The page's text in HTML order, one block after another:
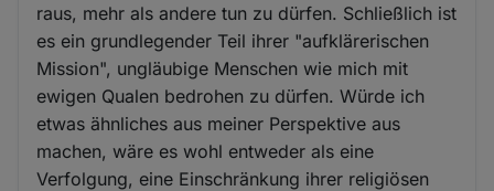
raus, mehr als andere tun zu dürfen. Schließlich ist
es ein grundlegender Teil ihrer "aufklärerischen
Mission", ungläubige Menschen wie mich mit
ewigen Qualen bedrohen zu dürfen. Würde ich
etwas ähnliches aus meiner Perspektive aus
machen, wäre es wohl entweder als eine
Verfolgung, eine Einschränkung ihrer religiösen